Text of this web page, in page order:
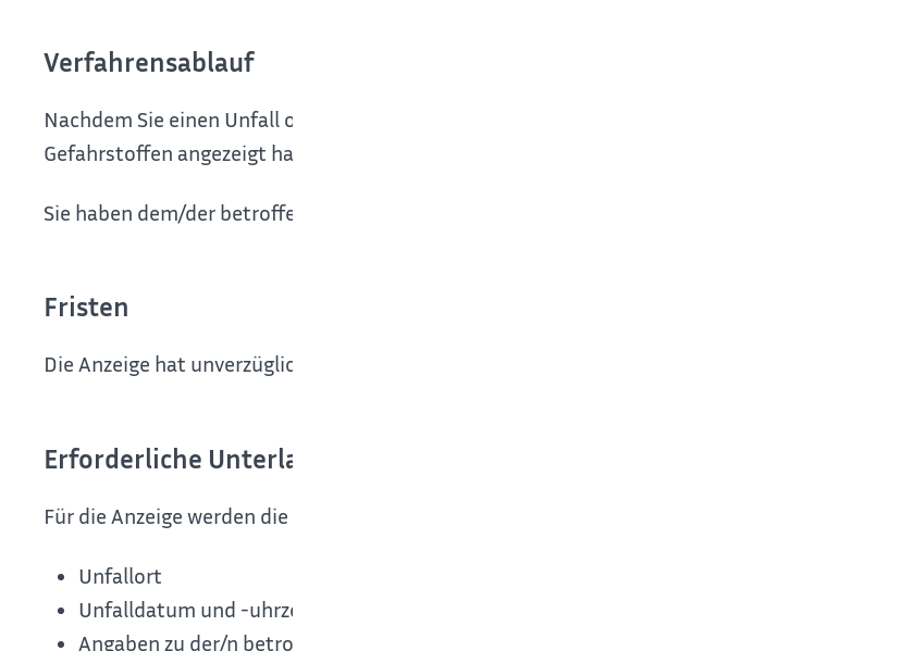
Verfahrensablauf
Nachdem Sie einen Unfall oder eine Betriebsstörung beziehungsweise Krankheits- oder
Gefahrstoffen angezeigt haben prüft die zuständige Behörde die Anzeige und fordert
Sie haben dem/der betroffenen Beschäftigten oder ihrer Vertretung Kopien der Anzeige zur
Fristen
Die Anzeige hat unverzüglich zu erfolgen.
Erforderliche Unterlagen
Für die Anzeige werden die folgenden Informationen benötigt:
Unfallort
Unfalldatum und -uhrzeit
Angaben zu der/n betroffenen Person/en (Name, Vorname, Geburtsdatum, Geschlecht,